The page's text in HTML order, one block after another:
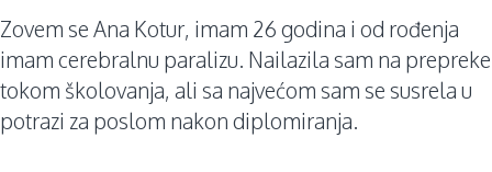
Kolumne
Lične priče
Saradnja sa medijima
Zovem se Ana Kotur, imam 26 godina i od rođenja
imam cerebralnu paralizu. Nailazila sam na prepreke
tokom školovanja, ali sa najvećom sam se susrela u
potrazi za poslom nakon diplomiranja.